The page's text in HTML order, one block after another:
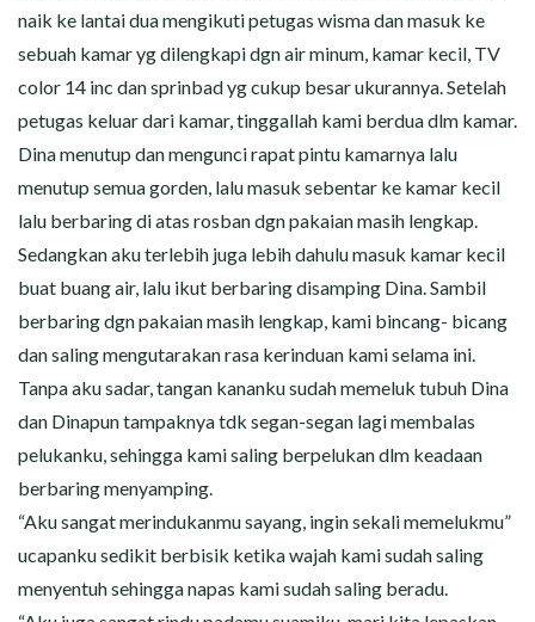
naik ke lantai dua mengikuti petugas wisma dan masuk ke
sebuah kamar yg dilengkapi dgn air minum, kamar kecil, TV
color 14 inc dan sprinbad yg cukup besar ukurannya. Setelah
petugas keluar dari kamar, tinggallah kami berdua dlm kamar.
Dina menutup dan mengunci rapat pintu kamarnya lalu
menutup semua gorden, lalu masuk sebentar ke kamar kecil
lalu berbaring di atas rosban dgn pakaian masih lengkap.
Sedangkan aku terlebih juga lebih dahulu masuk kamar kecil
buat buang air, lalu ikut berbaring disamping Dina. Sambil
berbaring dgn pakaian masih lengkap, kami bincang- bicang
dan saling mengutarakan rasa kerinduan kami selama ini.
Tanpa aku sadar, tangan kananku sudah memeluk tubuh Dina
dan Dinapun tampaknya tdk segan-segan lagi membalas
pelukanku, sehingga kami saling berpelukan dlm keadaan
berbaring menyamping.
“Aku sangat merindukanmu sayang, ingin sekali memelukmu”
ucapanku sedikit berbisik ketika wajah kami sudah saling
menyentuh sehingga napas kami sudah saling beradu.